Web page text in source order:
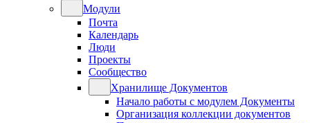
Модули
Почта
Календарь
Люди
Проекты
Сообщество
Хранилище Документов
Начало работы с модулем Документы
Организация коллекции документов